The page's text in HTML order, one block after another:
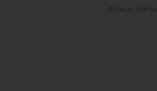
می‌پردازم.